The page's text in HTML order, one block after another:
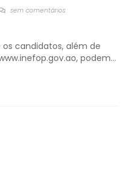
sem comentários
candidatos, além de
podem
o país, assim como nas